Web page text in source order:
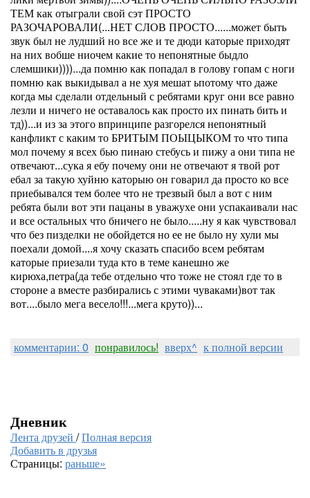
ТЕМ как отыграли свой сэт ПРОСТО
РАЗОЧАРОВАЛИ(...НЕТ СЛОВ ПРОСТО......может быть
звук был не лудший но все же и те дюди каторые приходят
на них вобше ниочем какие то непонятные быдло
слемшики))))...да помню как попадал в голову гопам с ноги
помню как выкидывал а не хуя мешат ьпотому что даже
когда мы сделали отдельный с ребятами круг они все равно
лезли и ничего не оставалось как просто их пинать бить и
тд))...и из за этого впринципе разгорелся непонятный
канфликт с каким то БРИТЫМ ПОЫЦЫКОМ то что типа
мол почему я всех бью пинаю стебусь и пижу а они типа не
отвечают...сука я ебу почему они не отвечают я твой рот
ебал за такую хуйню каторыю он говарил да просто ко все
приебывался тем более что не трезвый был а вот с ним
ребята были вот эти пацаны в уважухе они успакаивали нас
и все остальных что бничего не было.....ну я как чувствовал
что без пизделки не обойдется но ее не было ну хули мы
поехали домой....я хочу сказать спасибо всем ребятам
каторые приезали туда кто в теме канешно же
кирюха,петра(да тебе отдельно что тоже не стоял где то в
стороне а вместе разбирались с этими чуваками)вот так
вот....было мега весело!!!...мега круто))...
комментарии: 0 понравилось! вверх^ к полной версии
Дневник
Лента друзей /Полная версия
Добавить в друзья
Страницы: раньше»